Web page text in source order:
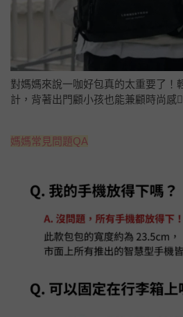
對媽媽來說一咖好包真的太重要了！
計，背著出門顧小孩也能兼顧時尚感
媽媽常見問題QA